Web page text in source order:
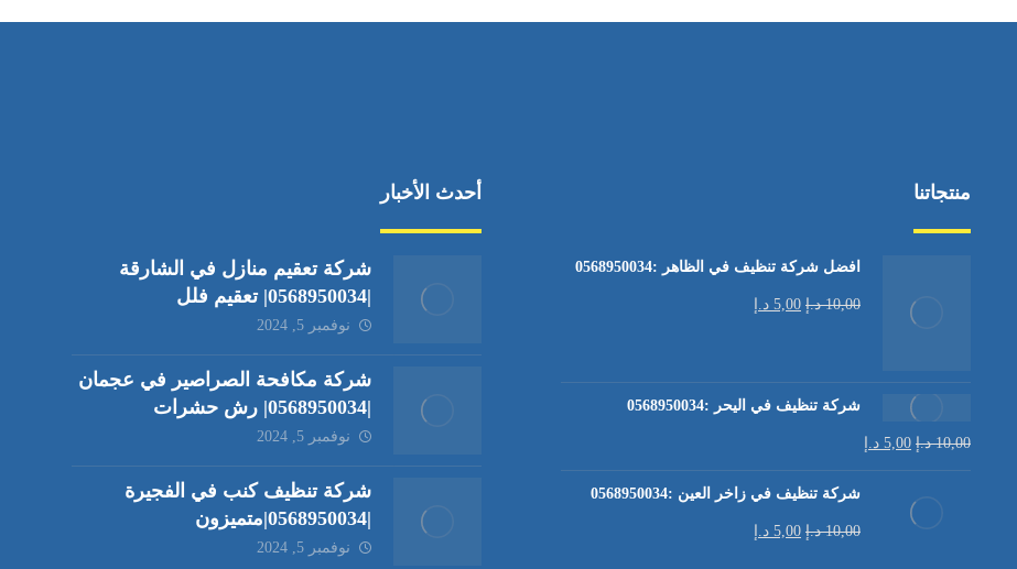
منتجاتنا
افضل شركة تنظيف في الظاهر :0568950034
10,00 د.إ 5,00 د.إ
شركة تنظيف في اليحر :0568950034
10,00 د.إ 5,00 د.إ
شركة تنظيف في زاخر العين :0568950034
10,00 د.إ 5,00 د.إ
أحدث الأخبار
شركة تعقيم منازل في الشارقة
|0568950034| تعقيم فلل
نوفمبر 5, 2024
شركة مكافحة الصراصير في عجمان
|0568950034| رش حشرات
نوفمبر 5, 2024
شركة تنظيف كنب في الفجيرة
|0568950034|متميزون
نوفمبر 5, 2024